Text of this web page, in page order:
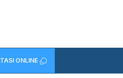
ONLINE